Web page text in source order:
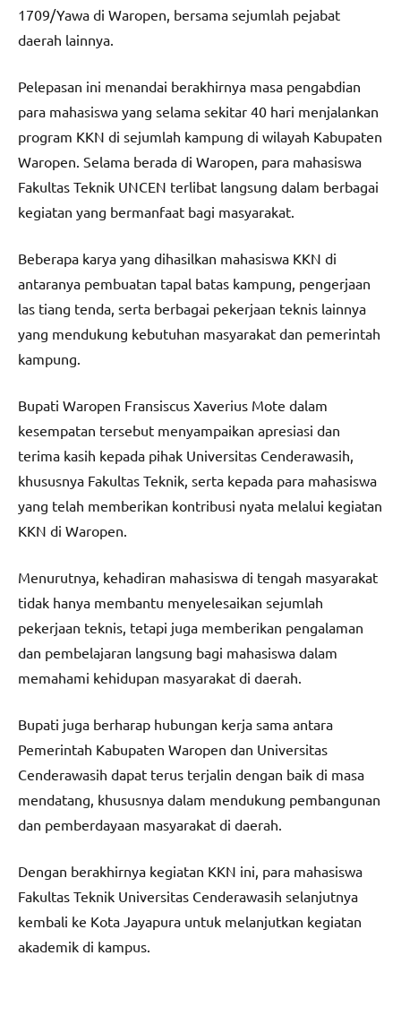
1709/Yawa di Waropen, bersama sejumlah pejabat
daerah lainnya.
Pelepasan ini menandai berakhirnya masa pengabdian
para mahasiswa yang selama sekitar 40 hari menjalankan
program KKN di sejumlah kampung di wilayah Kabupaten
Waropen. Selama berada di Waropen, para mahasiswa
Fakultas Teknik UNCEN terlibat langsung dalam berbagai
kegiatan yang bermanfaat bagi masyarakat.
Beberapa karya yang dihasilkan mahasiswa KKN di
antaranya pembuatan tapal batas kampung, pengerjaan
las tiang tenda, serta berbagai pekerjaan teknis lainnya
yang mendukung kebutuhan masyarakat dan pemerintah
kampung.
Bupati Waropen Fransiscus Xaverius Mote dalam
kesempatan tersebut menyampaikan apresiasi dan
terima kasih kepada pihak Universitas Cenderawasih,
khususnya Fakultas Teknik, serta kepada para mahasiswa
yang telah memberikan kontribusi nyata melalui kegiatan
KKN di Waropen.
Menurutnya, kehadiran mahasiswa di tengah masyarakat
tidak hanya membantu menyelesaikan sejumlah
pekerjaan teknis, tetapi juga memberikan pengalaman
dan pembelajaran langsung bagi mahasiswa dalam
memahami kehidupan masyarakat di daerah.
Bupati juga berharap hubungan kerja sama antara
Pemerintah Kabupaten Waropen dan Universitas
Cenderawasih dapat terus terjalin dengan baik di masa
mendatang, khususnya dalam mendukung pembangunan
dan pemberdayaan masyarakat di daerah.
Dengan berakhirnya kegiatan KKN ini, para mahasiswa
Fakultas Teknik Universitas Cenderawasih selanjutnya
kembali ke Kota Jayapura untuk melanjutkan kegiatan
akademik di kampus.